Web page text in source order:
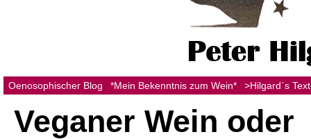
Oenosophischer Blog *Mein Bekenntnis zum Wein* >Hilgard´s
Veganer Wein oder